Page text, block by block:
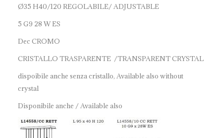
Ø35 H40/120 REGOLABILE/ ADJUSTABLE
5 G9 28 W ES
Dec CROMO
CRISTALLO TRASPARENTE /TRANSPARENT CRYSTAL
dispoibile anche senza cristallo, Available also without
crystal
Disponibile anche / Available also